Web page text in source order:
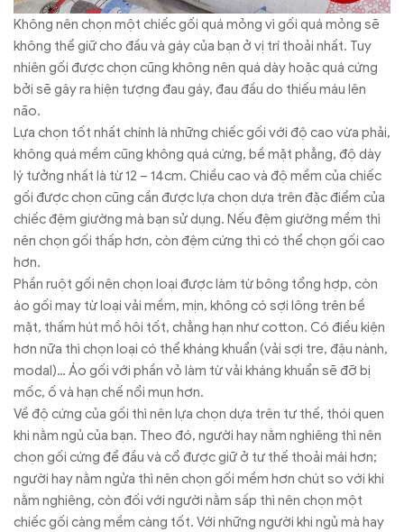
Không nên chọn một chiếc gối quá mỏng vì gối quá mỏng sẽ
không thể giữ cho đầu và gáy của bạn ở vị trí thoải nhất. Tuy
nhiên gối được chọn cũng không nên quá dày hoặc quá cứng
bởi sẽ gây ra hiện tượng đau gáy, đau đầu do thiếu máu lên
não.
Lựa chọn tốt nhất chính là những chiếc gối với độ cao vừa phải,
không quá mềm cũng không quá cứng, bề mặt phẳng, độ dày
lý tưởng nhất là từ 12 – 14cm. Chiều cao và độ mềm của chiếc
gối được chọn cũng cần được lựa chọn dựa trên đặc điểm của
chiếc đệm giường mà bạn sử dụng. Nếu đệm giường mềm thì
nên chọn gối thấp hơn, còn đệm cứng thì có thể chọn gối cao
hơn.
Phần ruột gối nên chọn loại được làm từ bông tổng hợp, còn
áo gối may từ loại vải mềm, mịn, không có sợi lông trên bề
mặt, thấm hút mồ hôi tốt, chẳng hạn như cotton. Có điều kiện
hơn nữa thì chọn loại có thể kháng khuẩn (vải sợi tre, đậu nành,
modal)… Áo gối với phần vỏ làm từ vải kháng khuẩn sẽ đỡ bị
mốc, ố và hạn chế nổi mụn hơn.
Về độ cứng của gối thì nên lựa chọn dựa trên tư thế, thói quen
khi nằm ngủ của bạn. Theo đó, người hay nằm nghiêng thì nên
chọn gối cứng để đầu và cổ được giữ ở tư thế thoải mái hơn;
người hay nằm ngửa thì nên chọn gối mềm hơn chút so với khi
nằm nghiêng, còn đối với người nằm sấp thì nên chọn một
chiếc gối càng mềm càng tốt. Với những người khi ngủ mà hay